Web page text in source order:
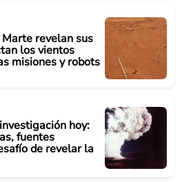
o
revelan sus
los vientos
misiones y robots
hoy:
fuentes
de revelar la